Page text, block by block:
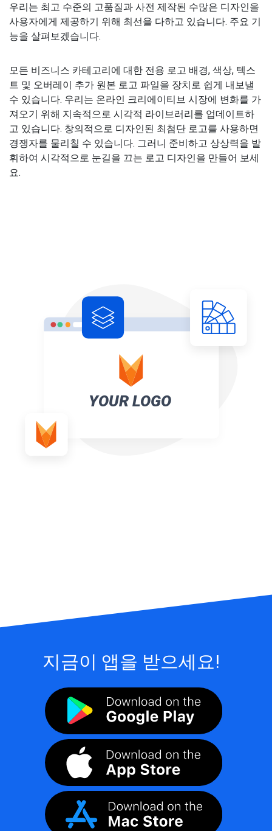
우리는 최고 수준의 고품질과 사전 제작된 수많은 디자인을
사용자에게 제공하기 위해 최선을 다하고 있습니다. 주요 기
능을 살펴보겠습니다.
모든 비즈니스 카테고리에 대한 전용 로고 배경, 색상, 텍스
트 및 오버레이 추가 원본 로고 파일을 장치로 쉽게 내보낼
수 있습니다. 우리는 온라인 크리에이티브 시장에 변화를 가
져오기 위해 지속적으로 시각적 라이브러리를 업데이트하
고 있습니다. 창의적으로 디자인된 최첨단 로고를 사용하면
경쟁자를 물리칠 수 있습니다. 그러니 준비하고 상상력을 발
휘하여 시각적으로 눈길을 끄는 로고 디자인을 만들어 보세
요.
지금이 앱을 받으세요!